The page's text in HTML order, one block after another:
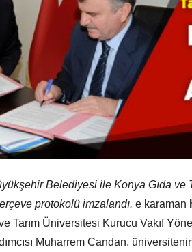
Belediyesi ile Konya Gıda ve
protokolü imzalandı. e karaman
Tarım Üniversitesi Kurucu Vakıf
Muharrem Candan,